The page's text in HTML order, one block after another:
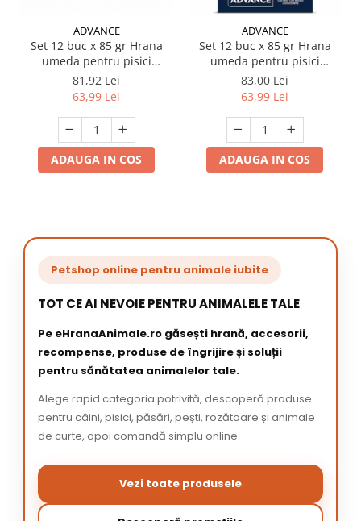
ADVANCE
Set 12 buc x 85 gr Hrana
umeda pentru pisici
Advance cu pui
81,92 Lei
63,99 Lei
ADAUGA IN COS
ADVANCE
Set 12 buc x 85 gr Hrana
umeda pentru pisici
Advance Kitten cu curcan
83,00 Lei
63,99 Lei
ADAUGA IN COS
Petshop online pentru animale iubite
TOT CE AI NEVOIE PENTRU ANIMALELE TALE
Pe eHranaAnimale.ro găsești hrană, accesorii,
recompense, produse de îngrijire și soluții
pentru sănătatea animalelor tale.
Alege rapid categoria potrivită, descoperă produse
pentru câini, pisici, păsări, pești, rozătoare și animale
de curte, apoi comandă simplu online.
Vezi toate produsele